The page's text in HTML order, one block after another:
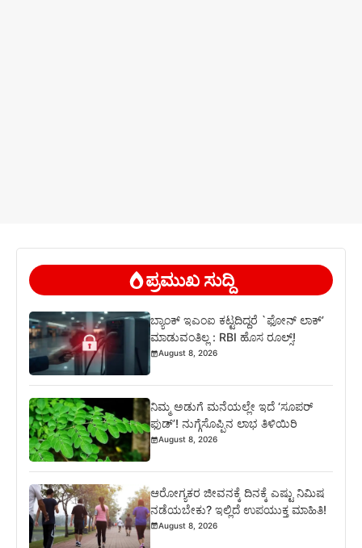
ಪ್ರಮುಖ ಸುದ್ದಿ
ಬ್ಯಾಂಕ್ ಇಎಂಐ ಕಟ್ಟದಿದ್ದರೆ `ಫೋನ್ ಲಾಕ್’
ಮಾಡುವಂತಿಲ್ಲ : RBI ಹೊಸ ರೂಲ್ಸ್!
August 8, 2026
ನಿಮ್ಮ ಅಡುಗೆ ಮನೆಯಲ್ಲೇ ಇದೆ ‘ಸೂಪರ್
ಫುಡ್’! ನುಗ್ಗೆಸೊಪ್ಪಿನ ಲಾಭ ತಿಳಿಯಿರಿ
August 8, 2026
ಆರೋಗ್ಯಕರ ಜೀವನಕ್ಕೆ ದಿನಕ್ಕೆ ಎಷ್ಟು ನಿಮಿಷ
ನಡೆಯಬೇಕು? ಇಲ್ಲಿದೆ ಉಪಯುಕ್ತ ಮಾಹಿತಿ!
August 8, 2026